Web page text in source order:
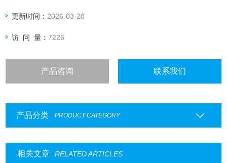
更新时间： 2026-03-20
访 问 量：7226
产品咨询 联系我们
产品分类 PRODUCT CATEGORY
相关文章 RELATED ARTICLES